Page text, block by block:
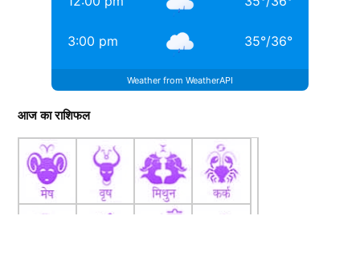
3:00 pm 35°/36°
Weather from WeatherAPI
आज का राशिफल